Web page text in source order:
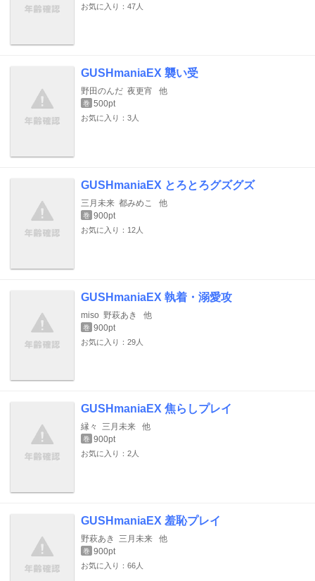
お気に入り：47人
GUSHmaniaEX 襲い受
野田のんだ 夜更宵 他
巻 500pt
お気に入り：3人
GUSHmaniaEX とろとろグズグズ
三月未来 都みめこ 他
巻 900pt
お気に入り：12人
GUSHmaniaEX 執着・溺愛攻
miso 野萩あき 他
巻 900pt
お気に入り：29人
GUSHmaniaEX 焦らしプレイ
縁々 三月未来 他
巻 900pt
お気に入り：2人
GUSHmaniaEX 羞恥プレイ
野萩あき 三月未来 他
巻 900pt
お気に入り：66人